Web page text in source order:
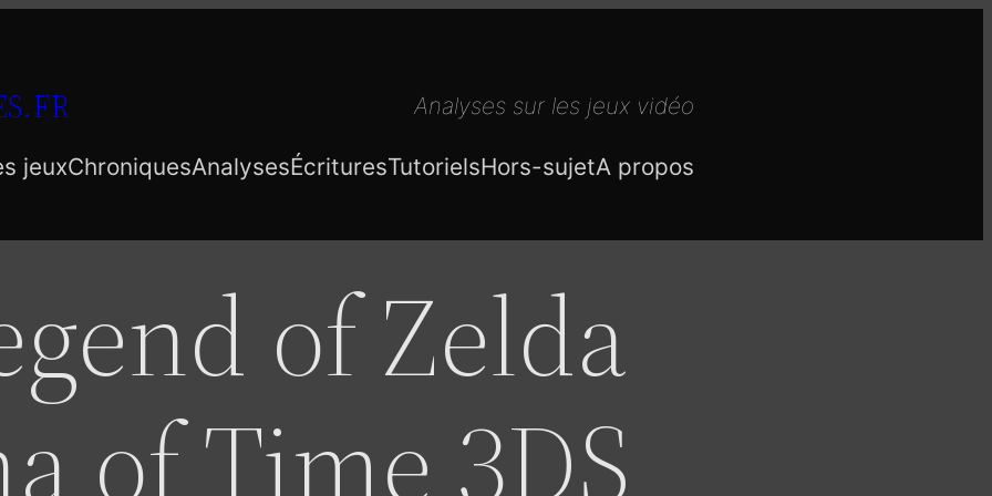
Analyses sur les jeux vidéo
jeuxChroniquesAnalysesÉcrituresTutorielsHors-sujetA propos
of Zelda
of Time 3DS